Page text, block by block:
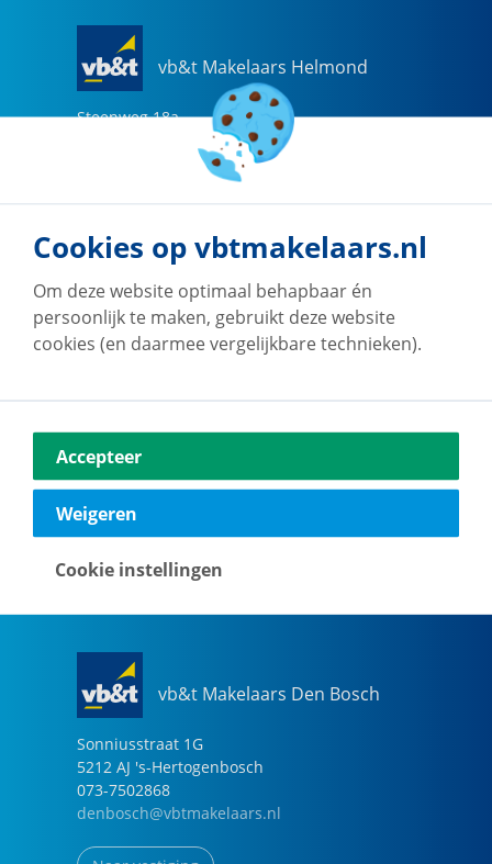
vb&t Makelaars Helmond
Steenweg 18a
helmond@vbtmakelaars.nl
Naar vestiging
Vestdijk 180
5611 CZ Eindhoven
040-2696949
vb&t Makelaars Den Bosch
Sonniusstraat 1G
5212 AJ 's-Hertogenbosch
073-7502868
denbosch@vbtmakelaars.nl
Cookies op vbtmakelaars.nl
Om deze website optimaal behapbaar én
persoonlijk te maken, gebruikt deze website
cookies (en daarmee vergelijkbare technieken).
Accepteer
Weigeren
Cookie instellingen